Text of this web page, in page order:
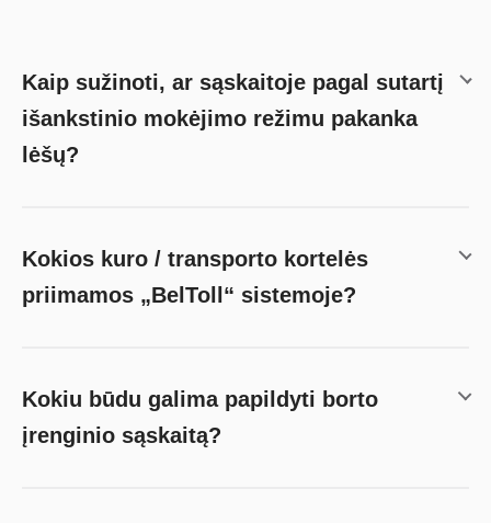
Kaip sužinoti, ar sąskaitoje pagal sutartį
išankstinio mokėjimo režimu pakanka
lėšų?
Kokios kuro / transporto kortelės
priimamos „BelToll“ sistemoje?
Kokiu būdu galima papildyti borto
įrenginio sąskaitą?